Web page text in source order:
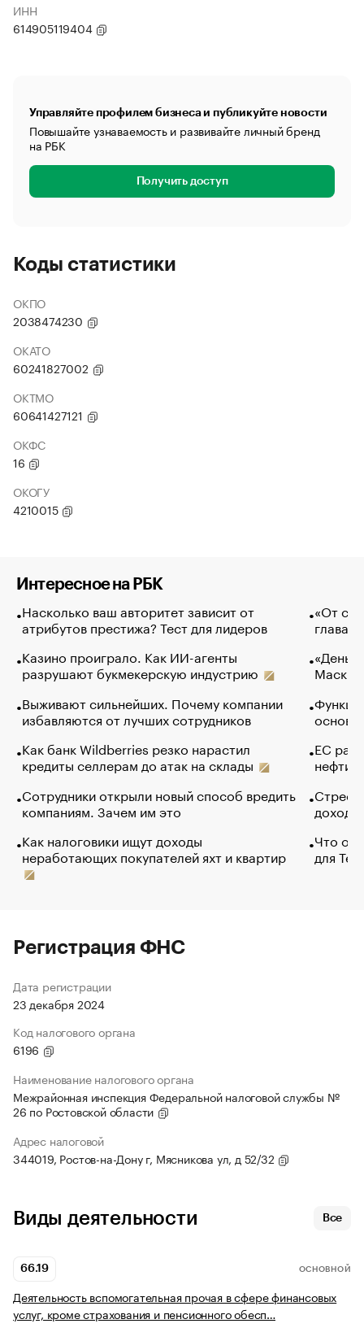
ИНН
614905119404
Управляйте профилем бизнеса и публикуйте новости
Повышайте узнаваемость и развивайте личный бренд
на РБК
Получить доступ
Коды статистики
ОКПО
2038474230
ОКАТО
60241827002
ОКТМО
60641427121
ОКФС
16
ОКОГУ
4210015
Интересное на РБК
Насколько ваш авторитет зависит от
атрибутов престижа? Тест для лидеров
Казино проиграло. Как ИИ-агенты
разрушают букмекерскую индустрию
Выживают сильнейших. Почему компании
избавляются от лучших сотрудников
Как банк Wildberries резко нарастил
кредиты селлерам до атак на склады
Сотрудники открыли новый способ вредить
компаниям. Зачем им это
Как налоговики ищут доходы
неработающих покупателей яхт и квартир
«От
глава
Маск в
основ
ЕС
нефти
Что
для
Регистрация ФНС
Дата регистрации
23 декабря 2024
Код налогового органа
6196
Наименование налогового органа
Межрайонная инспекция Федеральной налоговой службы №
26 по Ростовской области
Адрес налоговой
344019, Ростов-на-Дону г, Мясникова ул, д 52/32
Виды деятельности Все
66.19 ОСНОВНОЙ
Деятельность вспомогательная прочая в сфере финансовых
услуг, кроме страхования и пенсионного обесп…